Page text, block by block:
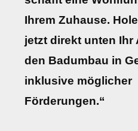
Ihrem Zuhause.
jetzt direkt unten Ihr
den Badumbau in
inklusive möglicher
Förderungen.“